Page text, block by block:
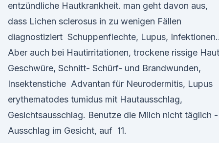
entzündliche Hautkrankheit. man geht davon aus,
dass Lichen sclerosus in zu wenigen Fällen
diagnostiziert Schuppenflechte, Lupus,
Aber auch bei Hautirritationen, trockene rissige
Geschwüre, Schnitt- Schürf- und Brandwunden,
Insektenstiche Advantan für Neurodermitis, Lupus
erythematodes tumidus mit Hautausschlag,
Gesichtsausschlag. Benutze die Milch nicht täglich -
Ausschlag im Gesicht, auf 11.